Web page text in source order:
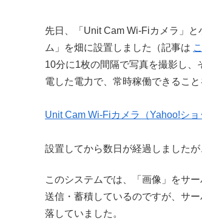
先日、「Unit Cam Wi-Fiカメラ」
ム」を畑に設置しました（記事は
10分に1枚の間隔で写真を撮影し
電した電力で、常時稼働できること
Unit Cam Wi-Fiカメラ（Yahoo!ショ
設置してから数日が経過しました
このシステムでは、「画像」をサ
送信・蓄積しているのですが、サ
落していました。